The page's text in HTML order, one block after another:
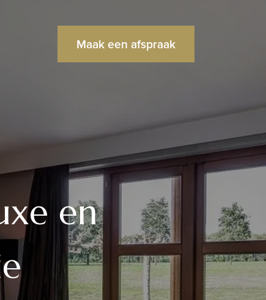
Maak een afspraak
en